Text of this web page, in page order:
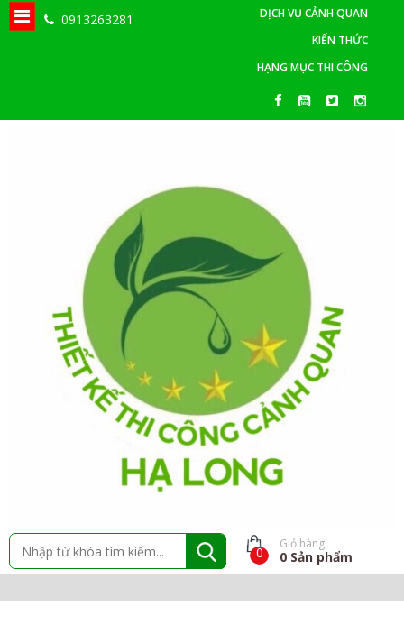
0913263281
DỊCH VỤ CẢNH QUAN
KIẾN THỨC
HẠNG MỤC THI CÔNG
0
Giỏ hàng
0 Sản phẩm